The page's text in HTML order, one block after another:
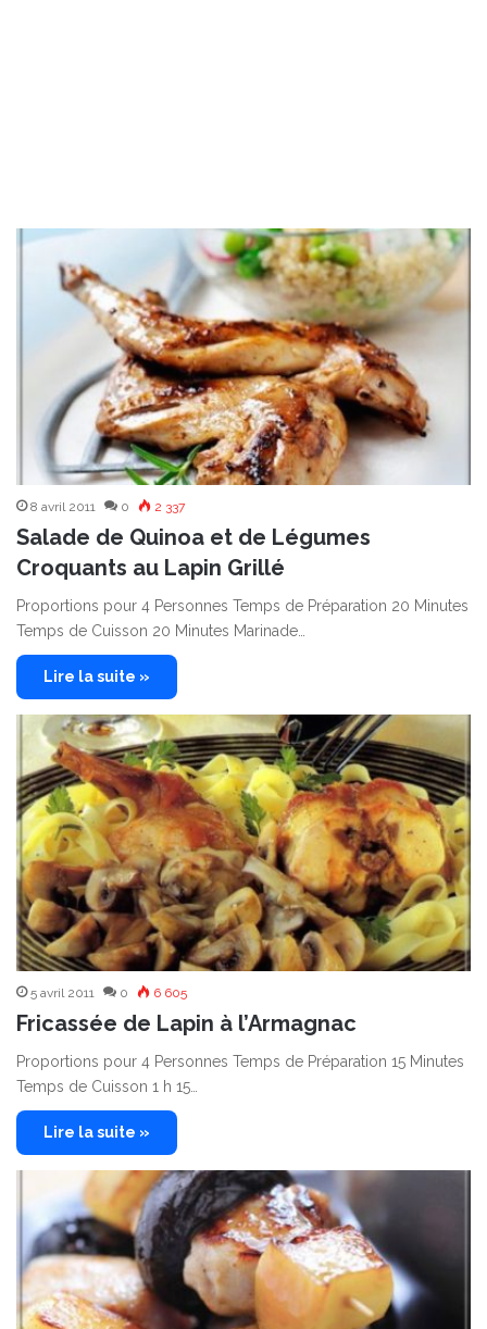
8 avril 2011 0 2 337
Salade de Quinoa et de Légumes
Croquants au Lapin Grillé
Proportions pour 4 Personnes Temps de Préparation 20 Minutes
Temps de Cuisson 20 Minutes Marinade…
Lire la suite »
5 avril 2011 0 6 605
Fricassée de Lapin à l’Armagnac
Proportions pour 4 Personnes Temps de Préparation 15 Minutes
Temps de Cuisson 1 h 15…
Lire la suite »